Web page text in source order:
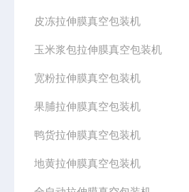
皮冻拉伸膜真空包装机
玉米浆包拉伸膜真空包装机
宽粉拉伸膜真空包装机
果脯拉伸膜真空包装机
鸭货拉伸膜真空包装机
地黄拉伸膜真空包装机